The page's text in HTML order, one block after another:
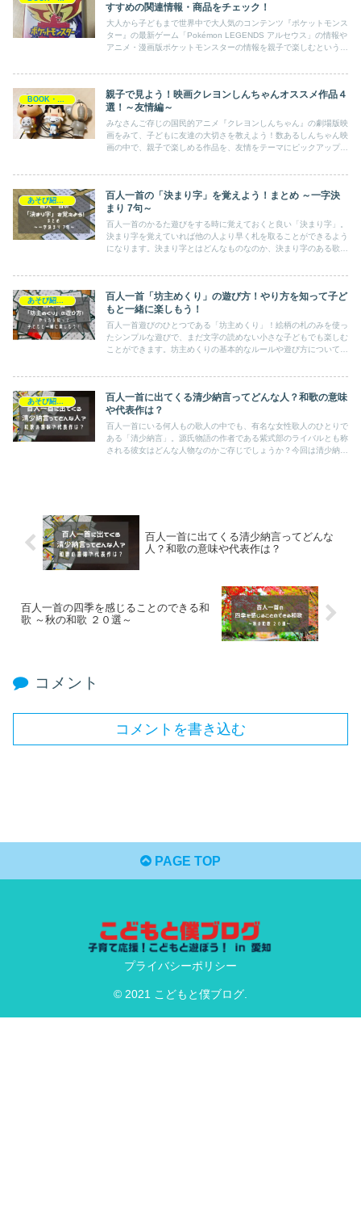
すすめの関連情報・商品をチェック！
大人から子どもまで世界中で大人気のコンテンツ『ポケットモンス
ター』の最新ゲーム「Pokémon LEGENDS アルセウス」の情報や
アニメ・漫画版ポケットモンスターの情報を親子で楽しむという視
親子で見よう！映画クレヨンしんちゃんオススメ作品４
選！～友情編～
みなさんご存じの国民的アニメ『クレヨンしんちゃん』の劇場版映
画をみて、子どもに友達の大切さを教えよう！数あるしんちゃん映
画の中で、親子で楽しめる作品を、友情をテーマにピックアップ致
百人一首の「決まり字」を覚えよう！まとめ ～一字決
まり 7句～
百人一首のかるた遊びをする時に覚えておくと良い「決まり字」。
決まり字を覚えていれば他の人より早く札を取ることができるよう
になります。決まり字とはどんなものなのか、決まり字のある歌は
あそび紹介！
百人一首「坊主めくり」の遊び方！やり方を知って子ど
もと一緒に楽しもう！
百人一首遊びのひとつである「坊主めくり」！絵柄の札のみを使っ
たシンプルな遊びで、まだ文字の読めない小さな子どもでも楽しむ
ことができます。坊主めくりの基本的なルールや遊び方について詳
あそび紹介！
百人一首に出てくる清少納言ってどんな人？和歌の意味
や代表作は？
百人一首にいる何人もの歌人の中でも、有名な女性歌人のひとりで
ある「清少納言」。源氏物語の作者である紫式部のライバルとも称
される彼女はどんな人物なのかご存じでしょうか？今回は清少納言
百人一首に出てくる清少納言ってどんな
人？和歌の意味や代表作は？
百人一首の四季を感じることのできる和
歌 ～秋の和歌 ２０選～
コメント
コメントを書き込む
PAGE TOP
プライバシーポリシー
© 2021 こどもと僕ブログ.